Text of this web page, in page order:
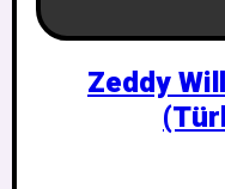
Zeddy